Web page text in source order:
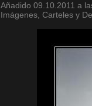
Añadido 09.10.2011 a
Imágenes, Carteles y